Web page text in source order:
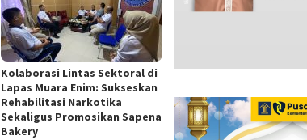
Kolaborasi Lintas Sektoral di
Lapas Muara Enim: Sukseskan
Rehabilitasi Narkotika
Sekaligus Promosikan Sapena
Bakery